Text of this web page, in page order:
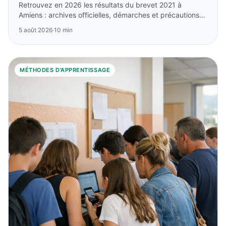
Retrouvez en 2026 les résultats du brevet 2021 à
Amiens : archives officielles, démarches et précautions
5 août 2026·10 min
MÉTHODES D'APPRENTISSAGE